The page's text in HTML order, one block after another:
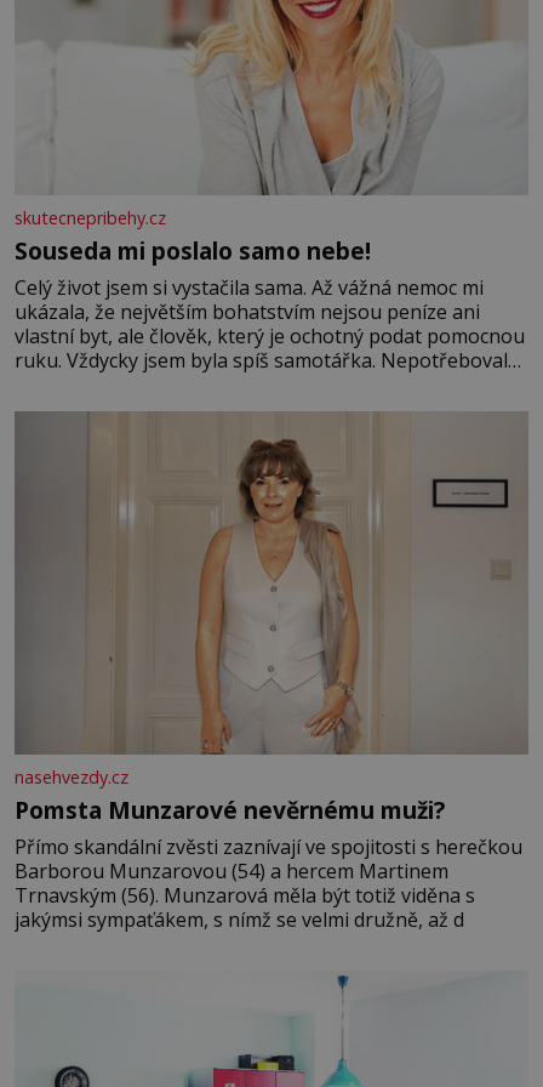
skutecnepribehy.cz
Souseda mi poslalo samo nebe!
Celý život jsem si vystačila sama. Až vážná nemoc mi
ukázala, že největším bohatstvím nejsou peníze ani
vlastní byt, ale člověk, který je ochotný podat pomocnou
ruku. Vždycky jsem byla spíš samotářka. Nepotřebovala
mi knihy, práce a hlavně klid. Hned po studiích jsem
nasehvezdy.cz
Pomsta Munzarové nevěrnému muži?
Přímo skandální zvěsti zaznívají ve spojitosti s herečkou
Barborou Munzarovou (54) a hercem Martinem
Trnavským (56). Munzarová měla být totiž viděna s
jakýmsi sympaťákem, s nímž se velmi družně, až d